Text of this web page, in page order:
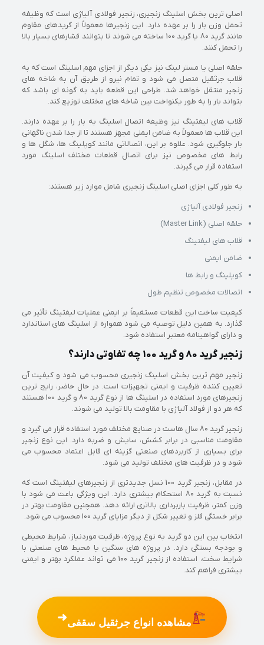
اصلی ترین بخش اسلینگ زنجیری، زنجیر فولادی آلیاژی است که وظیفه
تحمل وزن بار را بر عهده دارد. این زنجیرها معمولاً از گریدهای مقاوم
مانند گرید 80 یا گرید 100 ساخته می شوند تا بتوانند فشارهای بسیار بالا
را تحمل کنند.
حلقه اصلی یا مستر لینک نیز یکی دیگر از اجزای مهم اسلینگ است که به
قلاب جرثقیل متصل می شود و تمام نیرو از طریق آن به شاخه های
زنجیر منتقل خواهد شد. طراحی این قطعه باید به گونه ای باشد که
بتواند بار را به طور یکنواخت بین شاخه های مختلف توزیع کند.
قلاب های لیفتینگ نیز وظیفه اتصال اسلینگ به بار را بر عهده دارند.
این قلاب ها معمولاً به ضامن ایمنی مجهز هستند تا از جدا شدن ناگهانی
بار جلوگیری شود. علاوه بر این، اتصالاتی مانند کوپلینگ ها، شگل ها و
رابط های مخصوص نیز برای اتصال قطعات مختلف اسلینگ مورد
استفاده قرار می گیرند.
به طور کلی اجزای اصلی اسلینگ زنجیری شامل موارد زیر هستند:
زنجیر فولادی آلیاژی
حلقه اصلی (Master Link)
قلاب های لیفتینگ
ضامن ایمنی
کوپلینگ و رابط ها
اتصالات مخصوص تنظیم طول
کیفیت ساخت این قطعات مستقیماً بر ایمنی عملیات لیفتینگ تأثیر می
گذارد. به همین دلیل توصیه می شود همواره از اسلینگ های استاندارد
و دارای گواهینامه معتبر استفاده شود.
زنجیر گرید 80 و گرید 100 چه تفاوتی دارند؟
زنجیر مهم ترین بخش اسلینگ زنجیری محسوب می شود و کیفیت آن
تعیین کننده ظرفیت و ایمنی تجهیزات است. در حال حاضر، رایج ترین
زنجیرهای مورد استفاده در اسلینگ ها از نوع گرید 80 و گرید 100 هستند
که هر دو از فولاد آلیاژی با مقاومت بالا تولید می شوند.
زنجیر گرید 80 سال هاست در صنایع مختلف مورد استفاده قرار می گیرد و
مقاومت مناسبی در برابر کشش، سایش و ضربه دارد. این نوع زنجیر
برای بسیاری از کاربردهای صنعتی گزینه ای قابل اعتماد محسوب می
شود و در ظرفیت های مختلف تولید می شود.
در مقابل، زنجیر گرید 100 نسل جدیدتری از زنجیرهای لیفتینگ است که
نسبت به گرید 80 استحکام بیشتری دارد. این ویژگی باعث می شود با
وزن کمتر، ظرفیت باربرداری بالاتری ارائه دهد. همچنین مقاومت بهتر در
برابر خستگی فلز و تغییر شکل از دیگر مزایای گرید 100 محسوب می شود.
انتخاب بین این دو گرید به نوع پروژه، ظرفیت موردنیاز، شرایط محیطی
و بودجه بستگی دارد. در پروژه های سنگین یا محیط های صنعتی با
شرایط سخت، استفاده از زنجیر گرید 100 می تواند عملکرد بهتر و ایمنی
بیشتری فراهم کند.
مشاهده انواع جرثقیل سقفی➜